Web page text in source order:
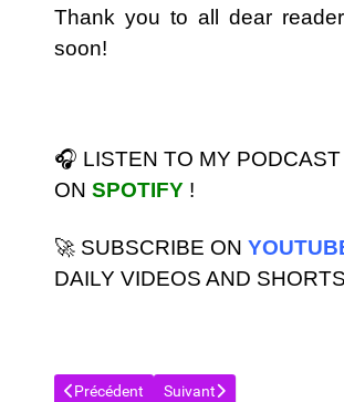
Thank you to all dear
soon!
🎧​ LISTEN TO MY PODCAST
ON SPOTIFY !
🚀​ SUBSCRIBE ON
DAILY VIDEOS AND
Article précédent : LES DIRECTIONS EN
Précédent Article suivant :
Suivant